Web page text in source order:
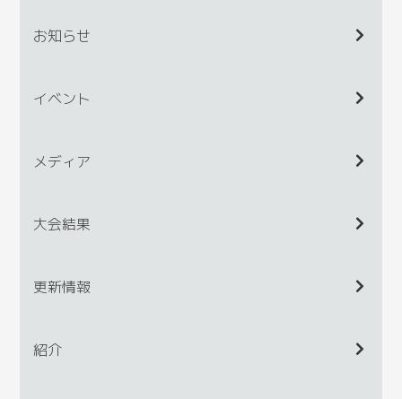
お知らせ
イベント
メディア
大会結果
更新情報
紹介